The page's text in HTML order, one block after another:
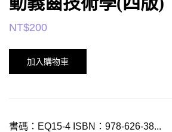
NT$200
加入購物車
書碼：EQ15-4 ISBN：978-626-38...